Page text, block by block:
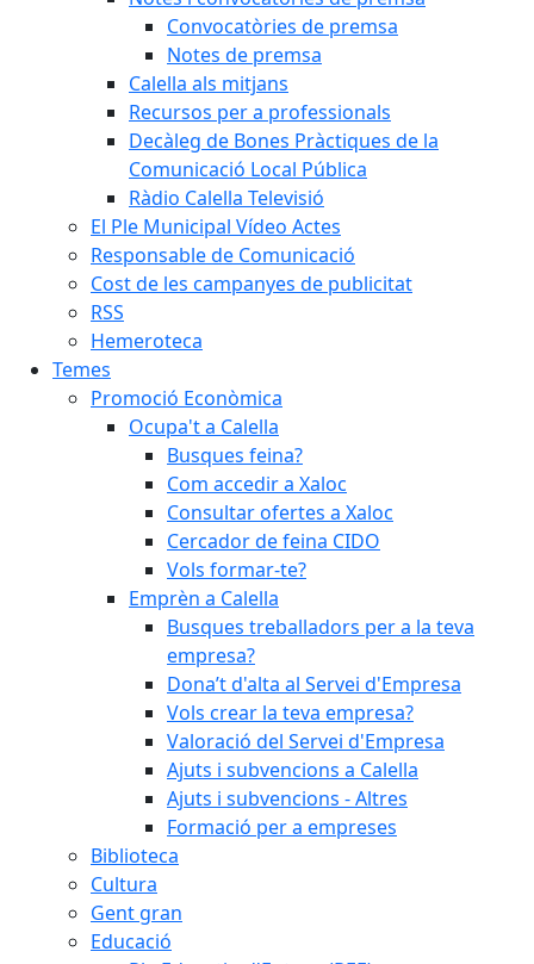
Convocatòries de premsa
Notes de premsa
Calella als mitjans
Recursos per a professionals
Decàleg de Bones Pràctiques de la
Comunicació Local Pública
Ràdio Calella Televisió
El Ple Municipal Vídeo Actes
Responsable de Comunicació
Cost de les campanyes de publicitat
RSS
Hemeroteca
Temes
Promoció Econòmica
Ocupa't a Calella
Busques feina?
Com accedir a Xaloc
Consultar ofertes a Xaloc
Cercador de feina CIDO
Vols formar-te?
Emprèn a Calella
Busques treballadors per a la teva
empresa?
Dona’t d'alta al Servei d'Empresa
Vols crear la teva empresa?
Valoració del Servei d'Empresa
Ajuts i subvencions a Calella
Ajuts i subvencions - Altres
Formació per a empreses
Biblioteca
Cultura
Gent gran
Educació